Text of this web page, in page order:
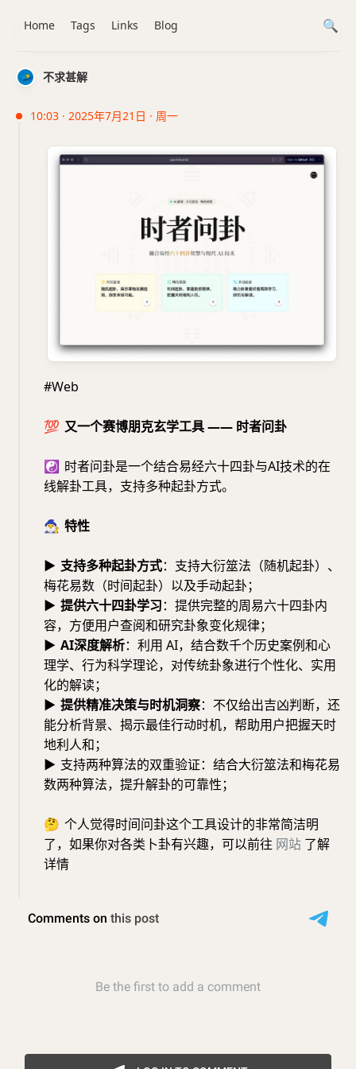
不求甚解
10:03 · 2025年7月21日 · 周一
#Web
💯 又一个赛博朋克玄学工具 —— 时者问卦
☯️ 时者问卦是一个结合易经六十四卦与AI技术的在
线解卦工具，支持多种起卦方式。
🧙‍♂️ 特性
▶ 支持多种起卦方式：支持大衍筮法（随机起卦）、
梅花易数（时间起卦）以及手动起卦；
▶ 提供六十四卦学习：提供完整的周易六十四卦内
容，方便用户查阅和研究卦象变化规律；
▶ AI深度解析：利用 AI，结合数千个历史案例和心
理学、行为科学理论，对传统卦象进行个性化、实用
化的解读；
▶ 提供精准决策与时机洞察：不仅给出吉凶判断，还
能分析背景、揭示最佳行动时机，帮助用户把握天时
地利人和；
▶ 支持两种算法的双重验证：结合大衍筮法和梅花易
数两种算法，提升解卦的可靠性；
🤔 个人觉得时间问卦这个工具设计的非常简洁明
了，如果你对各类卜卦有兴趣，可以前往 网站 了解
详情
Home Tags Links Blog